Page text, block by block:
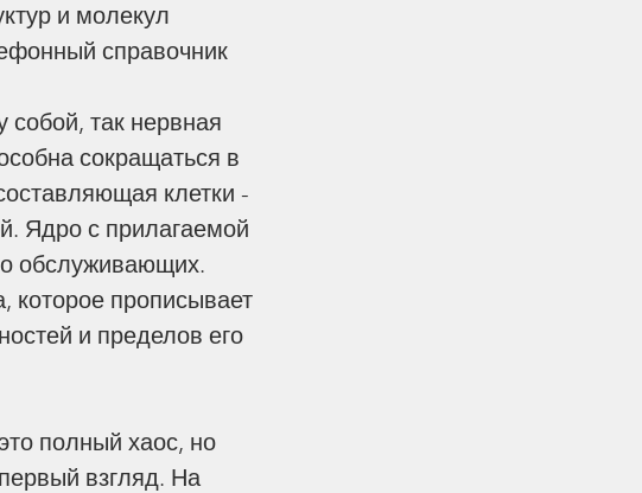
и молекул
справочник
собой, так нервная
сокращаться в
клетки -
Ядро с прилагаемой
обслуживающих.
которое прописывает
и пределов его
полный хаос, но
взгляд. На